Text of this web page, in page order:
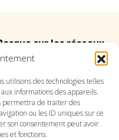
utilisons des technologies telles
informations des appareils.
permettra de traiter des
ou les ID uniques sur ce
son consentement peut avoir
et fonctions.
sur les réseaux
Basque sur les